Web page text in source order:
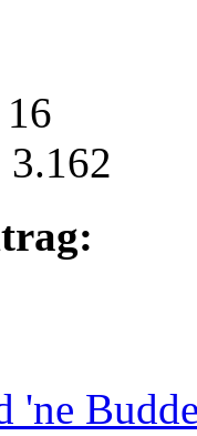
3.162
'ne